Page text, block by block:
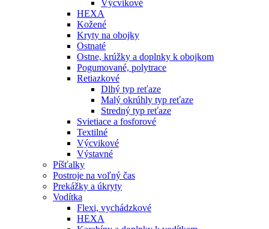
Výcvikové
HEXA
Kožené
Kryty na obojky
Ostnaté
Ostne, krúžky a doplnky k obojkom
Pogumované, polytrace
Retiazkové
Dlhý typ reťaze
Malý okrúhly typ reťaze
Stredný typ reťaze
Svietiace a fosforové
Textilné
Výcvikové
Výstavné
Píšťalky
Postroje na voľný čas
Prekážky a úkryty
Vodítka
Flexi, vychádzkové
HEXA